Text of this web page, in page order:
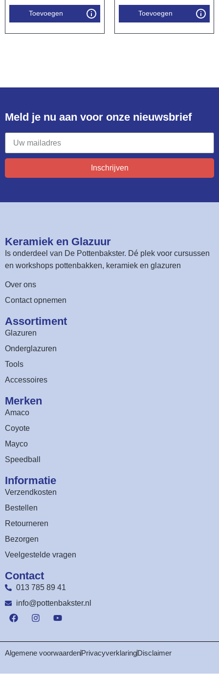
Toevoegen Toevoegen
Meld je nu aan voor onze nieuwsbrief​
Inschrijven
Keramiek en Glazuur​
Is onderdeel van De Pottenbakster. Dé plek voor cursussen
en workshops pottenbakken, keramiek en glazuren
Over ons
Contact opnemen
Assortiment​
Glazuren
Onderglazuren
Tools
Accessoires
Merken
Amaco
Coyote
Mayco
Speedball
Informatie
Verzendkosten
Bestellen
Retourneren
Bezorgen
Veelgestelde vragen
Contact
013 785 89 41
info@pottenbakster.nl
Algemene voorwaardenPrivacyverklaringDisclaimer